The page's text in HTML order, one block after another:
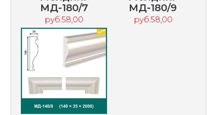
МД-180/7
руб.58,00
МД-180/9
руб.58,00